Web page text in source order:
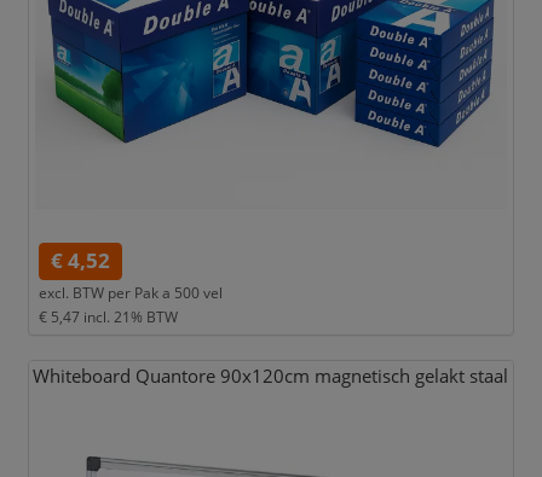
€ 4,52
excl. BTW per Pak a 500 vel
€ 5,47 incl. 21% BTW
Whiteboard Quantore 90x120cm magnetisch gelakt staal